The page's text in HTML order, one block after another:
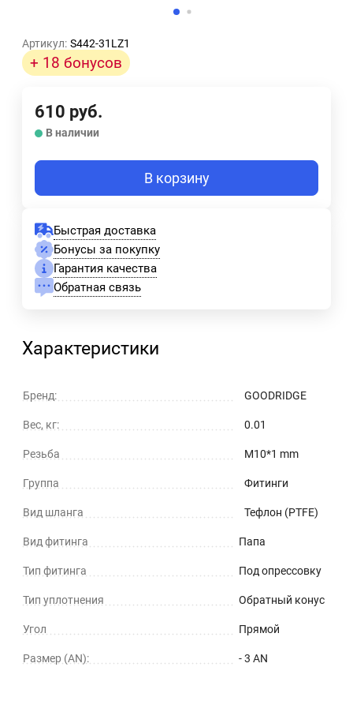
Артикул: S442-31LZ1
+ 18 бонусов
610 руб.
В наличии
В корзину
Быстрая доставка
Бонусы за покупку
Гарантия качества
Обратная связь
Характеристики
Бренд: GOODRIDGE
Вес, кг: 0.01
Резьба M10*1 mm
Группа Фитинги
Вид шланга Тефлон (PTFE)
Вид фитинга Папа
Тип фитинга Под опрессовку
Тип уплотнения Обратный конус
Угол Прямой
Размер (AN): - 3 AN